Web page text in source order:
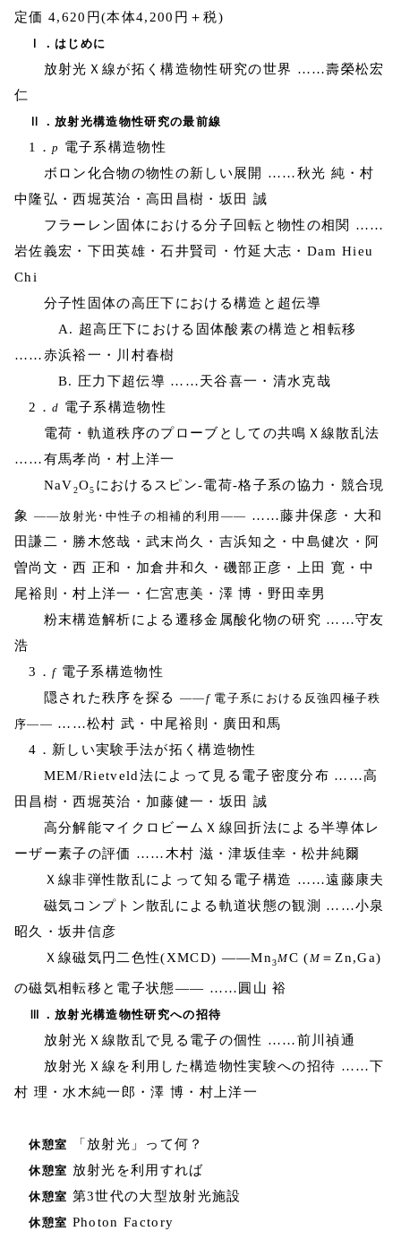
定価 4,620円(本体4,200円＋税)
Ⅰ．はじめに
放射光Ｘ線が拓く構造物性研究の世界 ……壽榮松宏
仁
Ⅱ．放射光構造物性研究の最前線
1． p 電子系構造物性
ボロン化合物の物性の新しい展開 ……秋光 純・村
中隆弘・西堀英治・高田昌樹・坂田 誠
フラーレン固体における分子回転と物性の相関 ……
岩佐義宏・下田英雄・石井賢司・竹延大志・Dam Hieu
Chi
分子性固体の高圧下における構造と超伝導
A. 超高圧下における固体酸素の構造と相転移
……赤浜裕一・川村春樹
B. 圧力下超伝導 ……天谷喜一・清水克哉
2． d 電子系構造物性
電荷・軌道秩序のプローブとしての共鳴Ｘ線散乱法
……有馬孝尚・村上洋一
NaV2O5 におけるスピン-電荷-格子系の協力・競合現
象 ――放射光･中性子の相補的利用―― ……藤井保彦・大和
田謙二・勝木悠哉・武末尚久・吉浜知之・中島健次・阿
曽尚文・西 正和・加倉井和久・磯部正彦・上田 寛・中
尾裕則・村上洋一・仁宮恵美・澤 博・野田幸男
粉末構造解析による遷移金属酸化物の研究 ……守友
浩
3． f 電子系構造物性
隠された秩序を探る ――f電子系における反強四極子秩
序―― ……松村 武・中尾裕則・廣田和馬
4．新しい実験手法が拓く構造物性
MEM/Rietveld法によって見る電子密度分布 ……高
田昌樹・西堀英治・加藤健一・坂田 誠
高分解能マイクロビームＸ線回折法による半導体レ
ーザー素子の評価 ……木村 滋・津坂佳幸・松井純爾
Ｘ線非弾性散乱によって知る電子構造 ……遠藤康夫
磁気コンプトン散乱による軌道状態の観測 ……小泉
昭久・坂井信彦
Ｘ線磁気円二色性(XMCD) ――Mn3MC (M＝Zn,Ga)
の磁気相転移と電子状態―― ……圓山 裕
Ⅲ．放射光構造物性研究への招待
放射光Ｘ線散乱で見る電子の個性 ……前川禎通
放射光Ｘ線を利用した構造物性実験への招待 ……下
村 理・水木純一郎・澤 博・村上洋一
休憩室 「放射光」って何？
休憩室 放射光を利用すれば
休憩室 第3世代の大型放射光施設
休憩室 Photon Factory